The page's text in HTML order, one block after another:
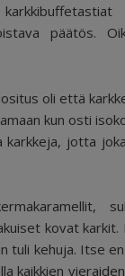
päätös.
oli että
kun osti
karkkeja, jotta
kovat karkit.
tuli kehuja. Itse
kaikkien